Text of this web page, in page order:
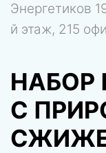
Энергетиков
й этаж, 215
НАБОР
C